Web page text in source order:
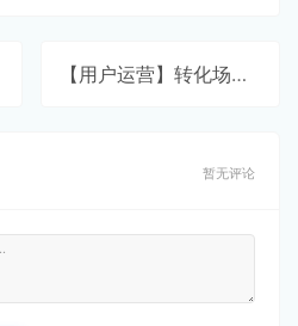
【用户运营】转化场景全解析
暂无评论